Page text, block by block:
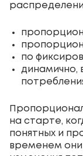
по
динамично,
на старте,
понятных и
временем они